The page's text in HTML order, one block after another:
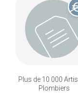
Plus de 10 000
Plombiers